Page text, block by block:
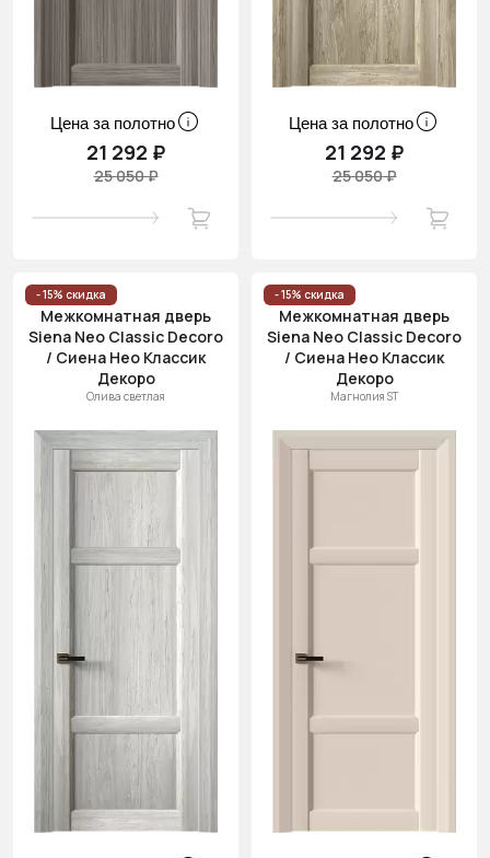
Цена за полотно
21 292 ₽
25 050 ₽
Цена за полотно
21 292 ₽
25 050 ₽
- 15% скидка
Межкомнатная дверь
Siena Neo Classic Decoro
/ Сиена Нео Классик
Декоро
Олива светлая
- 15% скидка
Межкомнатная дверь
Siena Neo Classic Decoro
/ Сиена Нео Классик
Декоро
Магнолия ST